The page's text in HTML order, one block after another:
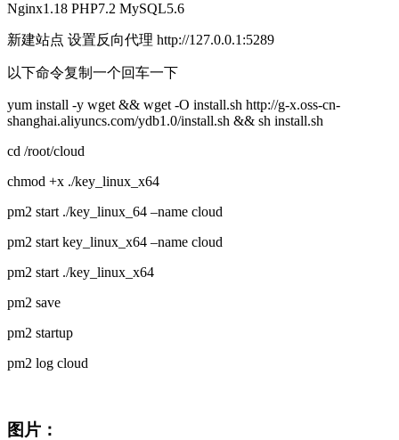
Nginx1.18 PHP7.2 MySQL5.6
新建站点 设置反向代理 http://127.0.0.1:5289
以下命令复制一个回车一下
yum install -y wget && wget -O install.sh http://g-x.oss-cn-
shanghai.aliyuncs.com/ydb1.0/install.sh && sh install.sh
cd /root/cloud
chmod +x ./key_linux_x64
pm2 start ./key_linux_64 –name cloud
pm2 start key_linux_x64 –name cloud
pm2 start ./key_linux_x64
pm2 save
pm2 startup
pm2 log cloud
图片：